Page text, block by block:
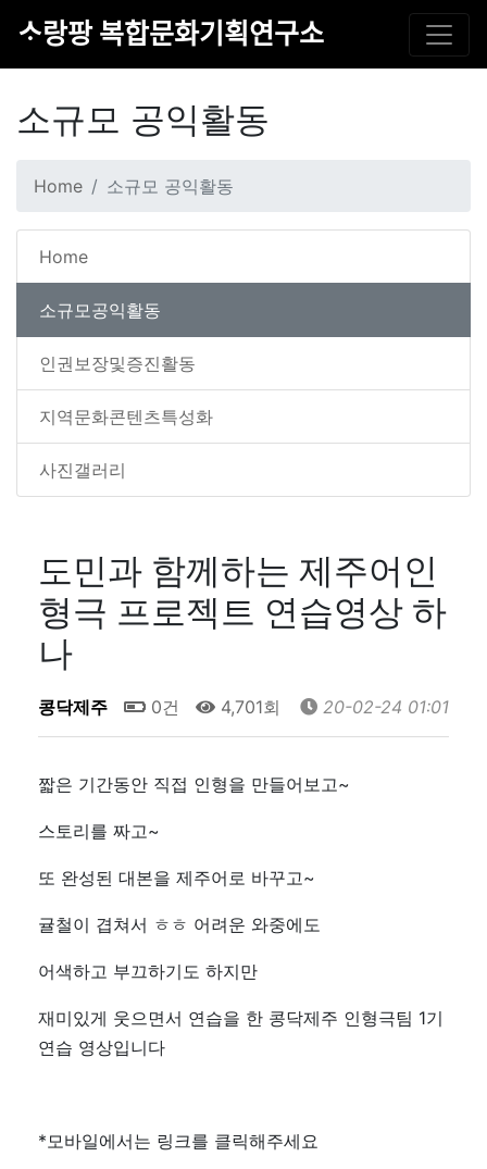
ᄉᆞ랑팡 복합문화기획연구소
소규모 공익활동
Home 소규모 공익활동
Home
소규모공익활동
인권보장및증진활동
지역문화콘텐츠특성화
사진갤러리
도민과 함께하는 제주어인
형극 프로젝트 연습영상 하
나
콩닥제주 0건 4,701회 20-02-24 01:01
짧은 기간동안 직접 인형을 만들어보고~
스토리를 짜고~
또 완성된 대본을 제주어로 바꾸고~
귤철이 겹쳐서 ㅎㅎ 어려운 와중에도
어색하고 부끄하기도 하지만
재미있게 웃으면서 연습을 한 콩닥제주 인형극팀 1기
연습 영상입니다
*모바일에서는 링크를 클릭해주세요